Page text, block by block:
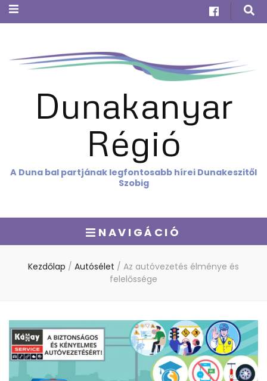
Dunakanyar
Régió
A Duna bal partjának legfontosabb hírei Dunakeszitől
Szobig
NAVIGÁCIÓ
Kezdőlap / Autósélet / Az autóvezetés élménye és
felelőssége